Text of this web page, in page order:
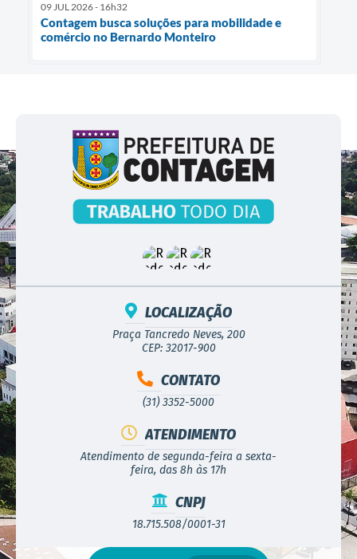
09 JUL 2026 - 16h32
Contagem busca soluções para mobilidade e
comércio no Bernardo Monteiro
LOCALIZAÇÃO
Praça Tancredo Neves, 200
CEP: 32017-900
CONTATO
(31) 3352-5000
ATENDIMENTO
Atendimento de segunda-feira a sexta-
feira, das 8h às 17h
CNPJ
18.715.508/0001-31